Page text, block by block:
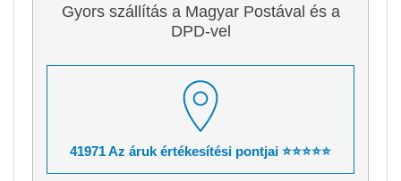
Gyors szállítás a Magyar Postával és a
DPD-vel
41971 Az áruk értékesítési pontjai ⭐⭐⭐⭐⭐